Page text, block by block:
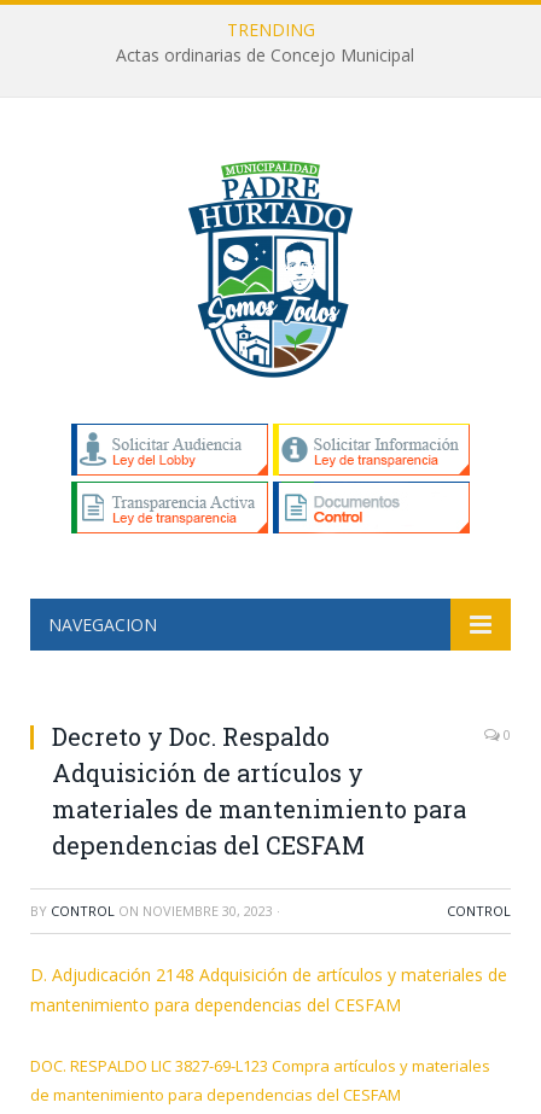
TRENDING
Actas ordinarias de Concejo Municipal
NAVEGACION
Decreto y Doc. Respaldo
Adquisición de artículos y
materiales de mantenimiento para
dependencias del CESFAM
0
BY CONTROL ON NOVIEMBRE 30, 2023 · CONTROL
D. Adjudicación 2148 Adquisición de artículos y materiales de
mantenimiento para dependencias del CESFAM
DOC. RESPALDO LIC 3827-69-L123 Compra artículos y materiales
de mantenimiento para dependencias del CESFAM